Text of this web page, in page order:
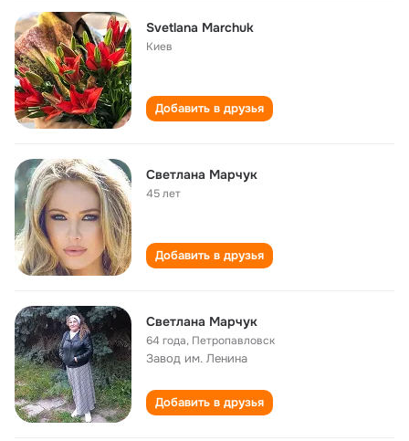
Svetlana Marchuk
Киев
Добавить в друзья
Светлана Марчук
45 лет
Добавить в друзья
Светлана Марчук
64 года, Петропавловск
Завод им. Ленина
Добавить в друзья